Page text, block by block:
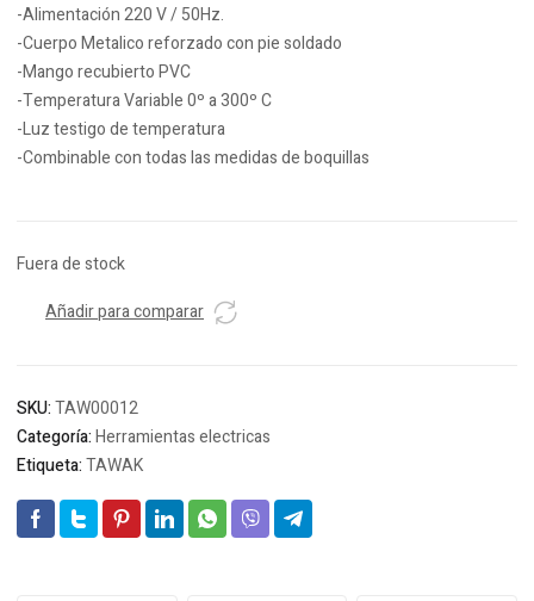
-Alimentación 220 V / 50Hz.
-Cuerpo Metalico reforzado con pie soldado
-Mango recubierto PVC
-Temperatura Variable 0º a 300º C
-Luz testigo de temperatura
-Combinable con todas las medidas de boquillas
Fuera de stock
Añadir para comparar
SKU:TAW00012
Categoría:Herramientas electricas
Etiqueta:TAWAK